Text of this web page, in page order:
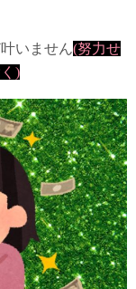
いません(努力せ
)